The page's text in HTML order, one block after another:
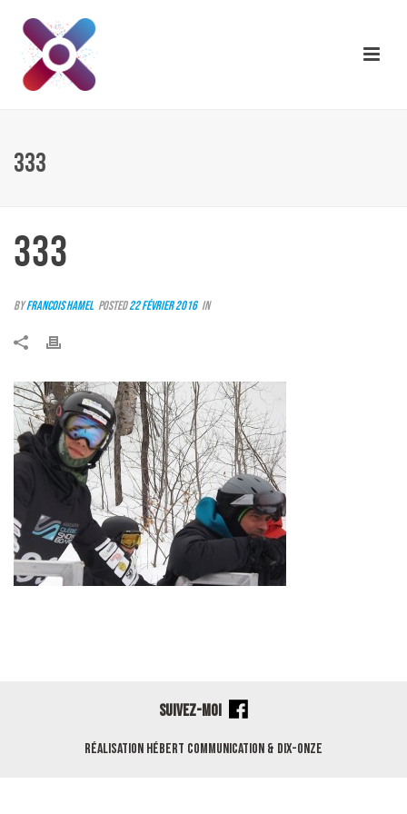
333
333
ByFrancois Hamel Posted22 février 2016 In
SUIVEZ-MOI
Réalisation Hébert Communication & Dix-Onze